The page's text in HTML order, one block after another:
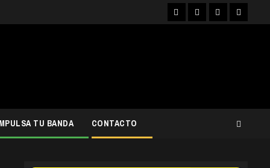
FacebookInstagram
YouTubeTwitter
TU BANDA CONTACTO